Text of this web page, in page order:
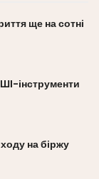
ще на сотні
інструменти
на біржу